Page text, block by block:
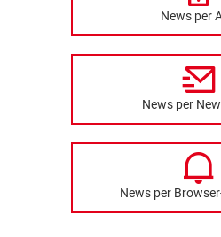
News per
News per
News per